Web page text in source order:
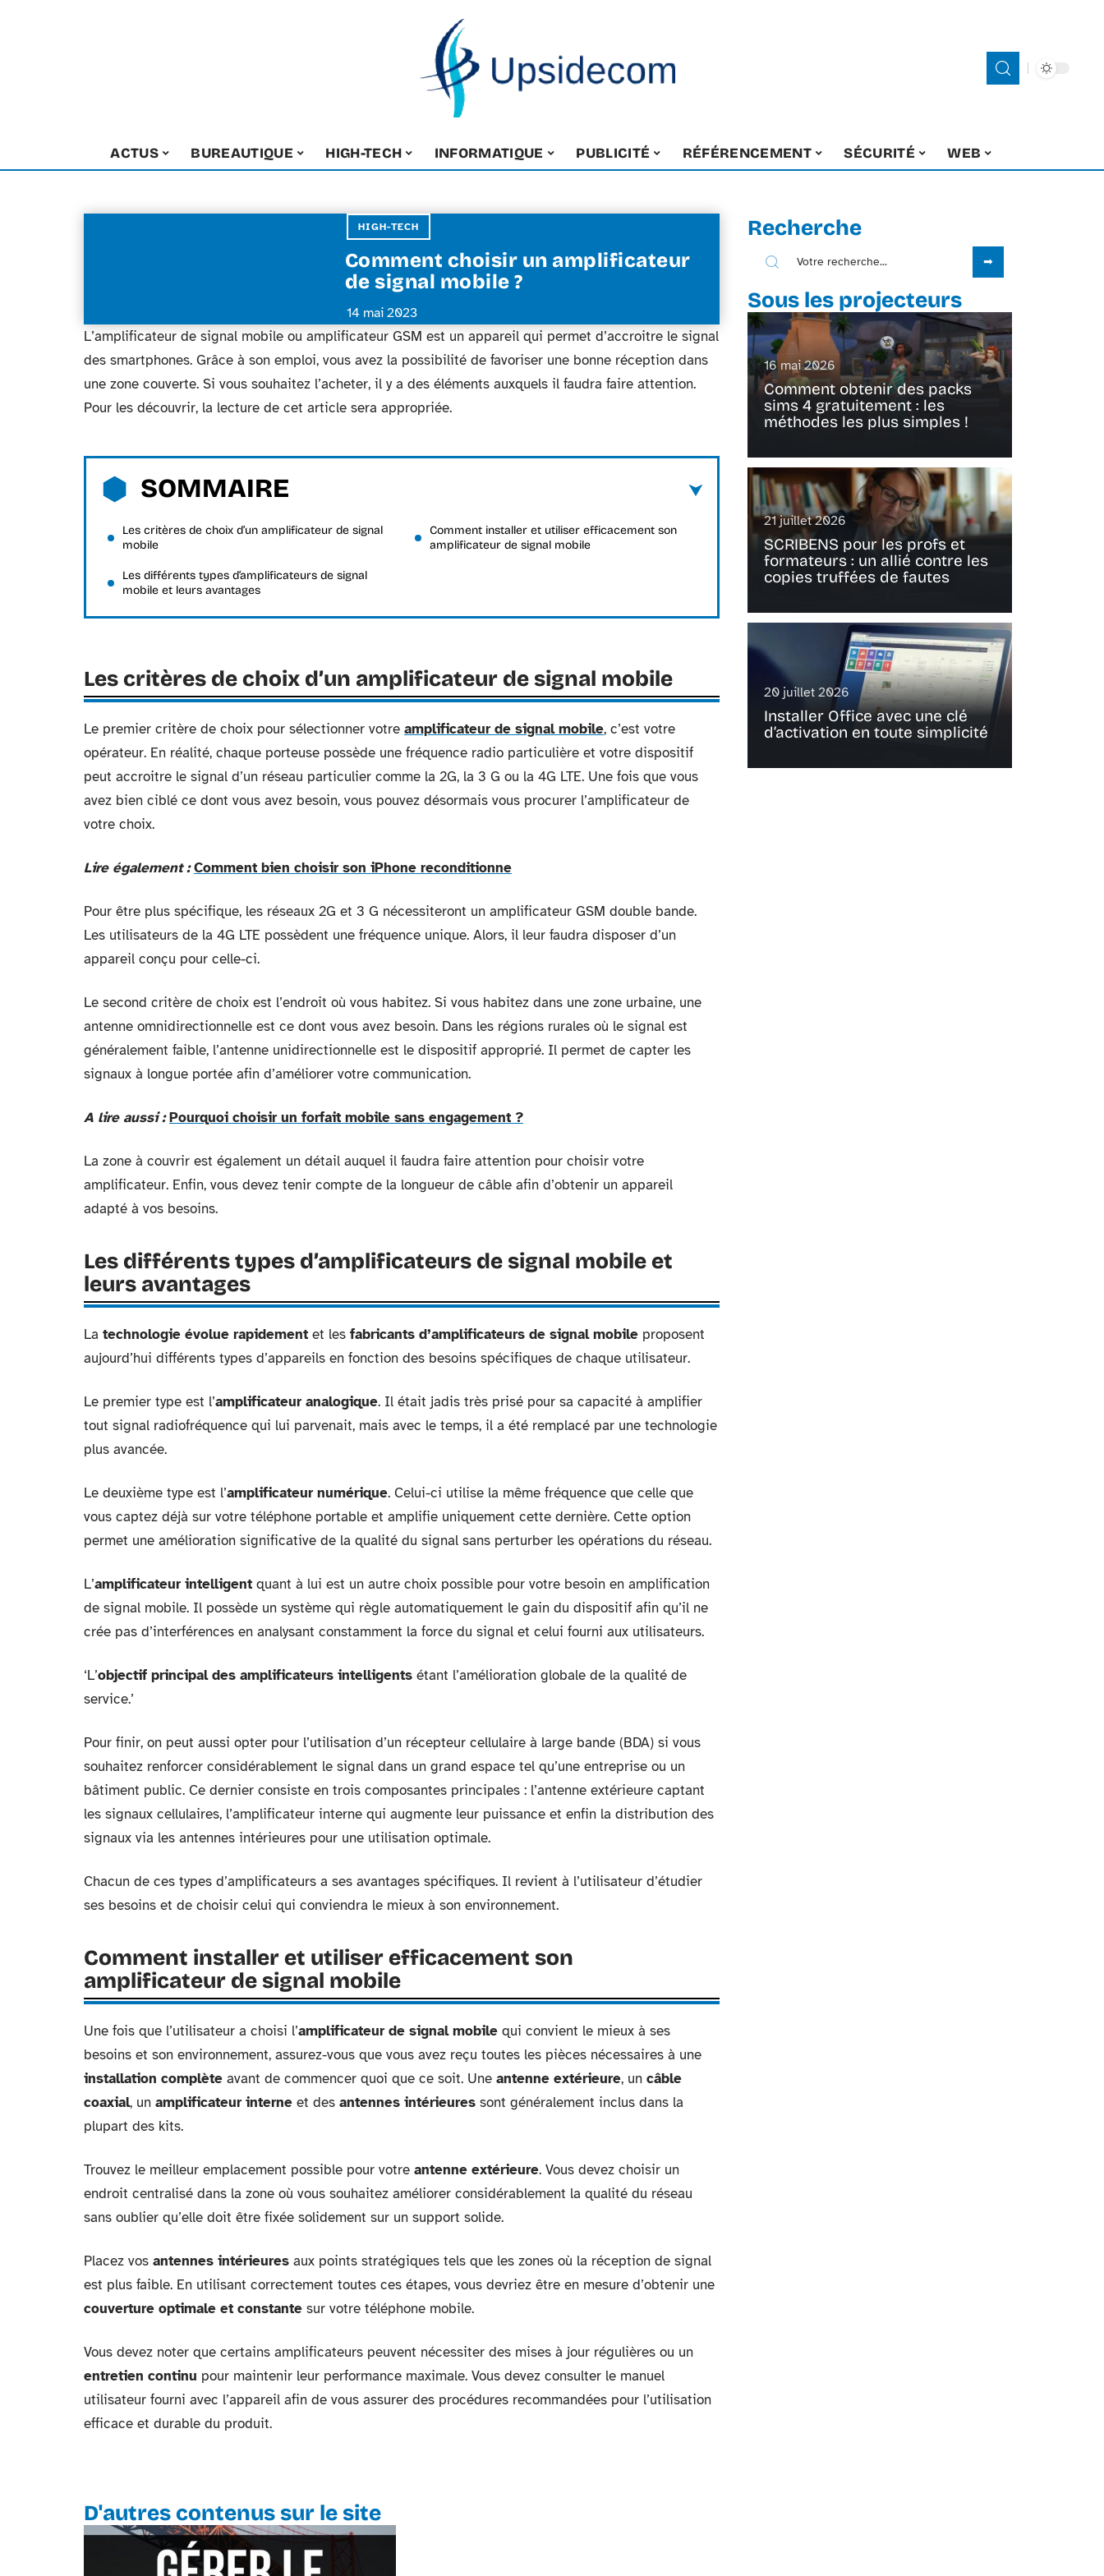
ACTUS BUREAUTIQUE HIGH-TECH INFORMATIQUE PUBLICITÉ RÉFÉRENCEMENT SÉCURITÉ WEB
HIGH-TECH
Comment choisir un amplificateur
de signal mobile ?
14 mai 2023
L’amplificateur de signal mobile ou amplificateur GSM est un appareil qui permet d’accroitre le signal
des smartphones. Grâce à son emploi, vous avez la possibilité de favoriser une bonne réception dans
une zone couverte. Si vous souhaitez l’acheter, il y a des éléments auxquels il faudra faire attention.
Pour les découvrir, la lecture de cet article sera appropriée.
SOMMAIRE
Les critères de choix d’un amplificateur de signal
mobile
Les différents types d’amplificateurs de signal
mobile et leurs avantages
Comment installer et utiliser efficacement son
amplificateur de signal mobile
Les critères de choix d’un amplificateur de signal mobile
Le premier critère de choix pour sélectionner votre amplificateur de signal mobile, c’est votre
opérateur. En réalité, chaque porteuse possède une fréquence radio particulière et votre dispositif
peut accroitre le signal d’un réseau particulier comme la 2G, la 3 G ou la 4G LTE. Une fois que vous
avez bien ciblé ce dont vous avez besoin, vous pouvez désormais vous procurer l’amplificateur de
votre choix.
Lire également : Comment bien choisir son iPhone reconditionne
Pour être plus spécifique, les réseaux 2G et 3 G nécessiteront un amplificateur GSM double bande.
Les utilisateurs de la 4G LTE possèdent une fréquence unique. Alors, il leur faudra disposer d’un
appareil conçu pour celle-ci.
Le second critère de choix est l’endroit où vous habitez. Si vous habitez dans une zone urbaine, une
antenne omnidirectionnelle est ce dont vous avez besoin. Dans les régions rurales où le signal est
généralement faible, l’antenne unidirectionnelle est le dispositif approprié. Il permet de capter les
signaux à longue portée afin d’améliorer votre communication.
A lire aussi : Pourquoi choisir un forfait mobile sans engagement ?
La zone à couvrir est également un détail auquel il faudra faire attention pour choisir votre
amplificateur. Enfin, vous devez tenir compte de la longueur de câble afin d’obtenir un appareil
adapté à vos besoins.
Les différents types d’amplificateurs de signal mobile et
leurs avantages
La technologie évolue rapidement et les fabricants d’amplificateurs de signal mobile proposent
aujourd’hui différents types d’appareils en fonction des besoins spécifiques de chaque utilisateur.
Le premier type est l’amplificateur analogique. Il était jadis très prisé pour sa capacité à amplifier
tout signal radiofréquence qui lui parvenait, mais avec le temps, il a été remplacé par une technologie
plus avancée.
Le deuxième type est l’amplificateur numérique. Celui-ci utilise la même fréquence que celle que
vous captez déjà sur votre téléphone portable et amplifie uniquement cette dernière. Cette option
permet une amélioration significative de la qualité du signal sans perturber les opérations du réseau.
L’amplificateur intelligent quant à lui est un autre choix possible pour votre besoin en amplification
de signal mobile. Il possède un système qui règle automatiquement le gain du dispositif afin qu’il ne
crée pas d’interférences en analysant constamment la force du signal et celui fourni aux utilisateurs.
‘L’objectif principal des amplificateurs intelligents étant l’amélioration globale de la qualité de
service.’
Pour finir, on peut aussi opter pour l’utilisation d’un récepteur cellulaire à large bande (BDA) si vous
souhaitez renforcer considérablement le signal dans un grand espace tel qu’une entreprise ou un
bâtiment public. Ce dernier consiste en trois composantes principales : l’antenne extérieure captant
les signaux cellulaires, l’amplificateur interne qui augmente leur puissance et enfin la distribution des
signaux via les antennes intérieures pour une utilisation optimale.
Chacun de ces types d’amplificateurs a ses avantages spécifiques. Il revient à l’utilisateur d’étudier
ses besoins et de choisir celui qui conviendra le mieux à son environnement.
Comment installer et utiliser efficacement son
amplificateur de signal mobile
Une fois que l’utilisateur a choisi l’amplificateur de signal mobile qui convient le mieux à ses
besoins et son environnement, assurez-vous que vous avez reçu toutes les pièces nécessaires à une
installation complète avant de commencer quoi que ce soit. Une antenne extérieure, un câble
coaxial, un amplificateur interne et des antennes intérieures sont généralement inclus dans la
plupart des kits.
Trouvez le meilleur emplacement possible pour votre antenne extérieure. Vous devez choisir un
endroit centralisé dans la zone où vous souhaitez améliorer considérablement la qualité du réseau
sans oublier qu’elle doit être fixée solidement sur un support solide.
Placez vos antennes intérieures aux points stratégiques tels que les zones où la réception de signal
est plus faible. En utilisant correctement toutes ces étapes, vous devriez être en mesure d’obtenir une
couverture optimale et constante sur votre téléphone mobile.
Vous devez noter que certains amplificateurs peuvent nécessiter des mises à jour régulières ou un
entretien continu pour maintenir leur performance maximale. Vous devez consulter le manuel
utilisateur fourni avec l’appareil afin de vous assurer des procédures recommandées pour l’utilisation
efficace et durable du produit.
D'autres contenus sur le site
Recherche
Sous les projecteurs
16 mai 2026
Comment obtenir des packs
sims 4 gratuitement : les
méthodes les plus simples !
21 juillet 2026
SCRIBENS pour les profs et
formateurs : un allié contre les
copies truffées de fautes
20 juillet 2026
Installer Office avec une clé
d’activation en toute simplicité